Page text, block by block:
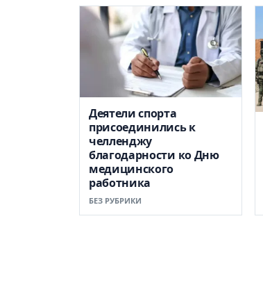
Деятели спорта
присоединились к
челленджу
благодарности ко Дню
медицинского
работника
БЕЗ РУБРИКИ